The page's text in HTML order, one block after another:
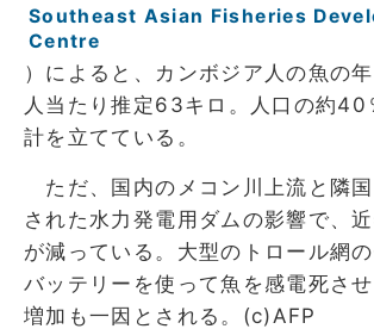
Southeast Asian Fisheries
Centre
）によると、カンボジア人の魚の
人当たり推定63キロ。人口の約40
計を立てている。
ただ、国内のメコン川上流と隣
された水力発電用ダムの影響で、
が減っている。大型のトロール網
バッテリーを使って魚を感電死さ
増加も一因とされる。(c)AFP